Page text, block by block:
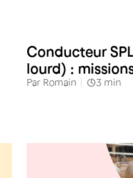
Conducteur
lourd) :
Par Romain 3 min